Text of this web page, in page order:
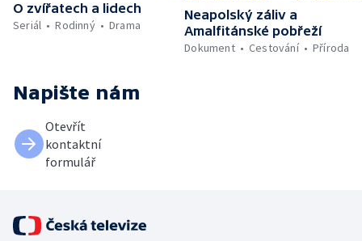
O zvířatech a lidech
Seriál
Rodinný Drama
Neapolský záliv a
Amalfitánské pobřeží
Dokument
Cestování Příroda
Napište nám
Otevřít
kontaktní
formulář